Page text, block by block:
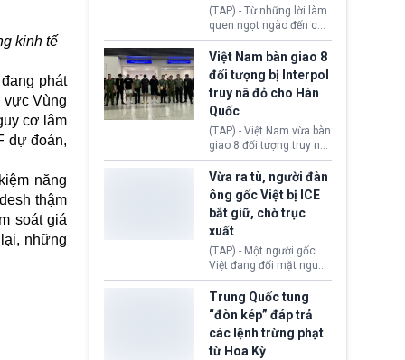
kinh tế
phát
vực Vùng
cơ lâm
dự đoán,
năng
thậm
soát giá
những
(TAP) - Từ những lời làm
quen ngọt ngào đến các
“sàn vàng ảo”, bất động
sản trực tuyến cùng
đường dây đánh bạc quy
mô lớn, hai tổ chức tội
phạm xuyên quốc gia đã
dựng lên mạng lưới hoạt
động tại Việt Nam và
Lào, lôi kéo hàng nghìn
người tham gia, luân
chuyển dòng tiền qua
nhiều lớp tài khoản. Sau
hơn 2 tuần phối hợp truy
xét, lực lượng chức năng
hai nước đã bắt giữ 171
Việt Nam bàn giao 8
đối tượng bị Interpol
truy nã đỏ cho Hàn
Quốc
(TAP) - Việt Nam vừa bàn
giao 8 đối tượng truy nã
đỏ Interpol cho lực lượng
chức năng Hàn Quốc.
Nhóm này bị xác định
lừa đảo 619 nạn nhân,
chiếm đoạt hơn 17,7 tỷ
KRW.
Vừa ra tù, người đàn
ông gốc Việt bị ICE
bắt giữ, chờ trục
xuất
(TAP) - Một người gốc
Việt đang đối mặt nguy
cơ bị trục xuất khỏi Hoa
Kỳ sau khi đã chấp hành
xong bản án liên quan
đến tội ác từ hơn 30
năm trước tại California.
Trung Quốc tung
“đòn kép” đáp trả
các lệnh trừng phạt
từ Hoa Kỳ